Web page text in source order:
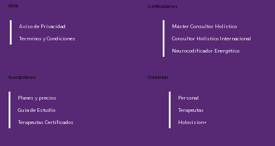
Aviso de Privacidad
Terminos y Condiciones
LEGAL
Máster Consultor Holístico
Consultor Holístico Internacional
Neurocodificador Energético
Certificaciones
Contenido
Personal
Terapeutas
Holovision+
Planes y precios
Guia de Estudio
Terapeutas Certificados
Suscripciónes